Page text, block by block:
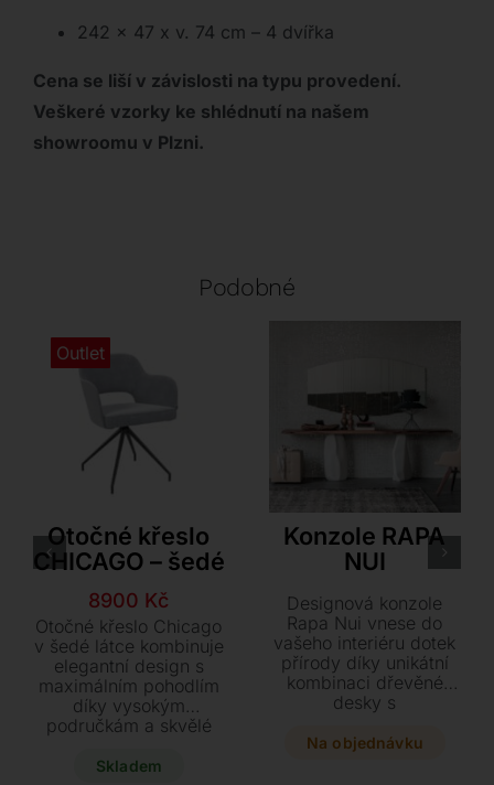
242 x 47 x v. 74 cm – 4 dvířka
Cena se liší v závislosti na typu provedení.
Veškeré vzorky ke shlédnutí na našem
showroomu v Plzni.
Podobné
Outlet
Otočné křeslo
CHICAGO – šedé
Původní
cena
byla:
9900 Kč.
8900 Kč
Aktuální
cena
je:
8900 Kč.
Otočné křeslo Chicago
v šedé látce kombinuje
elegantní design s
maximálním pohodlím
díky vysokým
područkám a skvělé
otočný mechanismus a
Skladem
Konzole RAPA
NUI
Designová konzole
Rapa Nui vnese do
vašeho interiéru dotek
přírody díky unikátní
kombinaci dřevěné
desky s
hranami a mohutné
Na objednávku